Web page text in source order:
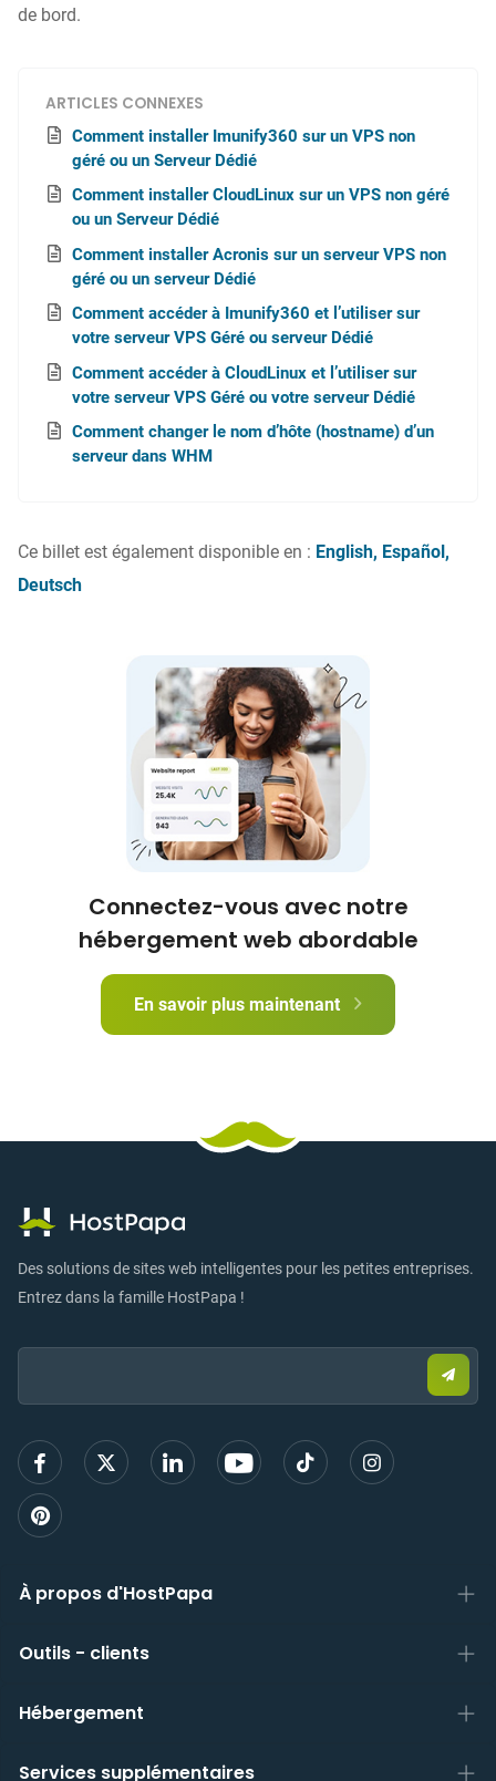
de bord.
ARTICLES CONNEXES
Comment installer Imunify360 sur un VPS non
géré ou un Serveur Dédié
Comment installer CloudLinux sur un VPS non géré
ou un Serveur Dédié
Comment installer Acronis sur un serveur VPS non
géré ou un serveur Dédié
Comment accéder à Imunify360 et l’utiliser sur
votre serveur VPS Géré ou serveur Dédié
Comment accéder à CloudLinux et l’utiliser sur
votre serveur VPS Géré ou votre serveur Dédié
Comment changer le nom d’hôte (hostname) d’un
serveur dans WHM
Ce billet est également disponible en : English Español
Deutsch
Connectez-vous avec notre
hébergement web abordable
En savoir plus maintenant
Des solutions de sites web intelligentes pour les petites entreprises.
Entrez dans la famille HostPapa !
Email:
un
mail
À propos d'HostPapa
Outils - clients
Hébergement
Services supplémentaires